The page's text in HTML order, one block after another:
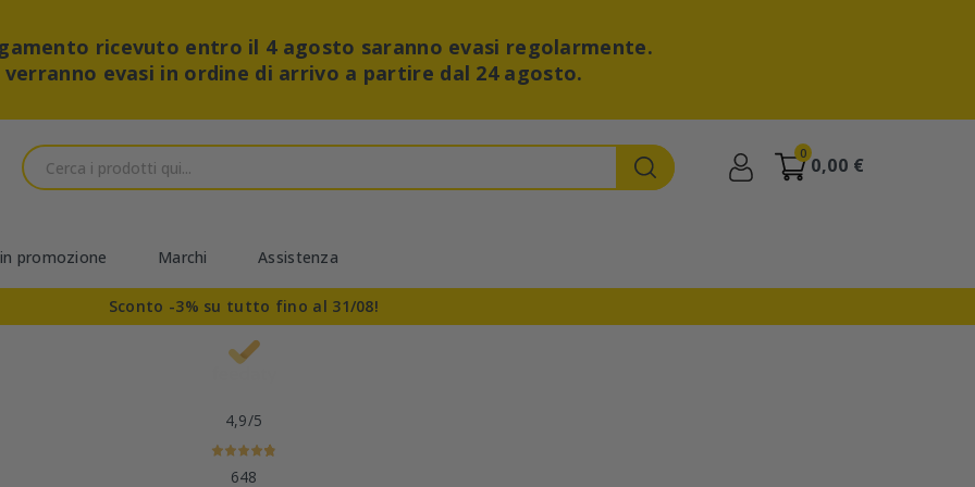
ricevuto entro il 4 agosto saranno evasi regolarmente.
evasi in ordine di arrivo a partire dal 24 agosto.
0
0,00 €
promozione Marchi Assistenza
Sconto -3% su tutto fino al 31/08!
4,9/5
648